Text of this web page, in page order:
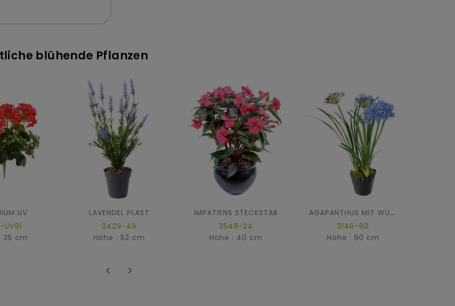
blühende Pflanzen
UV
35 cm
LAVENDEL PLAST
3429-49
Höhe : 52 cm
IMPATIENS STECKSTAB
3548-24
Höhe : 40 cm
AGAPANTHUS MIT WURZELBALLEN
3146-80
Höhe : 90 cm
 